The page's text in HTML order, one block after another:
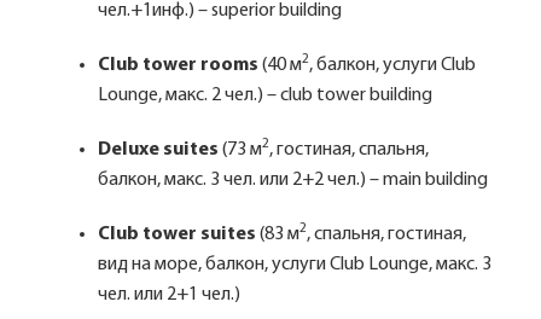
чел.+1инф.) – superior building
Club tower rooms (40 м2, балкон, услуги Club
Lounge, макс. 2 чел.) – club tower building
Deluxe suites (73 м2, гостиная, спальня,
балкон, макс. 3 чел. или 2+2 чел.) – main building
Club tower suites (83 м2, спальня, гостиная,
вид на море, балкон, услуги Club Lounge, макс. 3
чел. или 2+1 чел.)